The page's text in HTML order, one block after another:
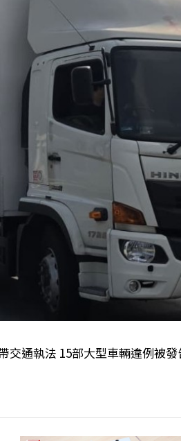
交通執法 15部大型車輛違例被